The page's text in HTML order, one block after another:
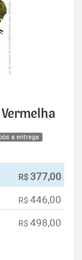
a entrega
R$ 377,00
R$ 446,00
R$ 498,00